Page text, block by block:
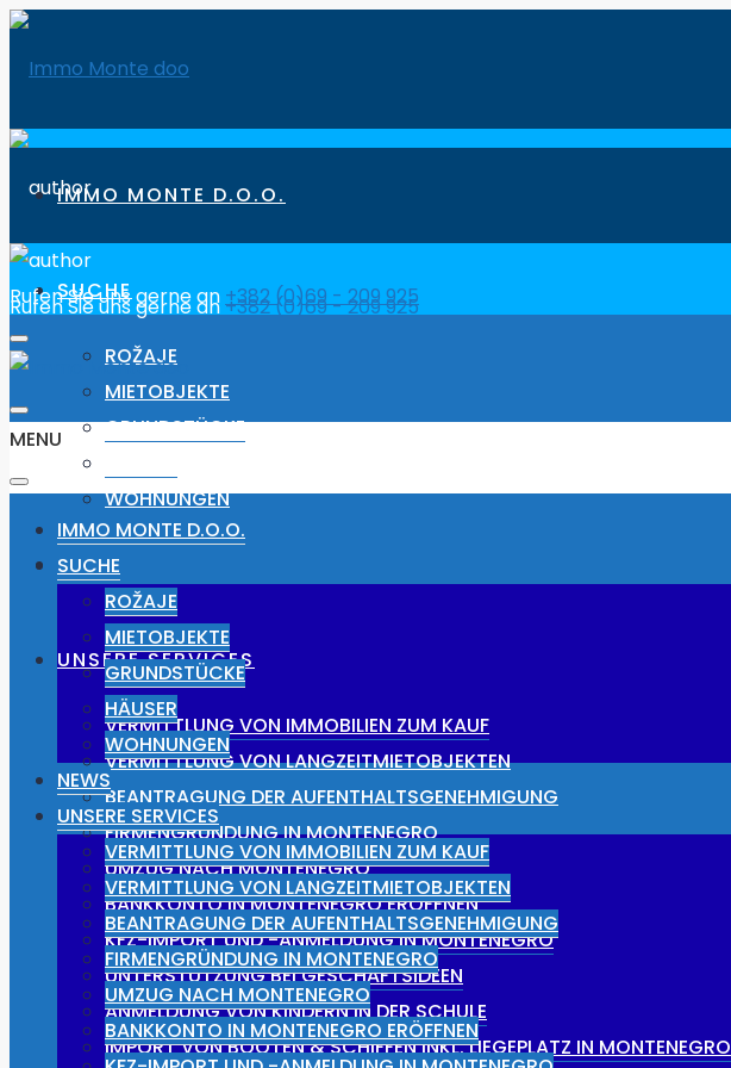
Rufen Sie uns gerne an+382 (0)69 - 209 925
IMMO MONTE D.O.O.
SUCHE
ROŽAJE
MIETOBJEKTE
GRUNDSTÜCKE
WOHNUNGEN
NEWS
UNSERE SERVICES
VERMITTLUNG VON IMMOBILIEN ZUM KAUF
VERMITTLUNG VON LANGZEITMIETOBJEKTEN
BEANTRAGUNG DER AUFENTHALTSGENEHMIGUNG
FIRMENGRÜNDUNG IN MONTENEGRO
UMZUG NACH MONTENEGRO
BANKKONTO IN MONTENEGRO ERÖFFNEN
KFZ-IMPORT UND -ANMELDUNG IN MONTENEGRO
UNTERSTÜTZUNG BEI GESCHÄFTSIDEEN
ANMELDUNG VON KINDERN IN DER SCHULE
IMPORT VON BOOTEN & SCHIFFEN INKL. LIEGEPLATZ IN MONTENEGRO
Rufen Sie uns gerne an +382 (0)69 - 209 925
MENU
IMMO MONTE D.O.O.
SUCHE
ROŽAJE
MIETOBJEKTE
GRUNDSTÜCKE
HÄUSER
WOHNUNGEN
NEWS
UNSERE SERVICES
VERMITTLUNG VON IMMOBILIEN ZUM KAUF
VERMITTLUNG VON LANGZEITMIETOBJEKTEN
BEANTRAGUNG DER AUFENTHALTSGENEHMIGUNG
FIRMENGRÜNDUNG IN MONTENEGRO
UMZUG NACH MONTENEGRO
BANKKONTO IN MONTENEGRO ERÖFFNEN